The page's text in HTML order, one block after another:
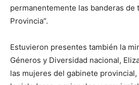
permanentemente las banderas de
Provincia”.
Estuvieron presentes también la
Géneros y Diversidad nacional,
las mujeres del gabinete